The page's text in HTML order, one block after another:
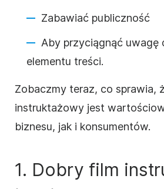
Zabawiać publiczność
Aby przyciągnąć uwagę
elementu treści.
Zobaczmy teraz, co sprawia,
instruktażowy jest
biznesu, jak i konsumentów.
1. Dobry film